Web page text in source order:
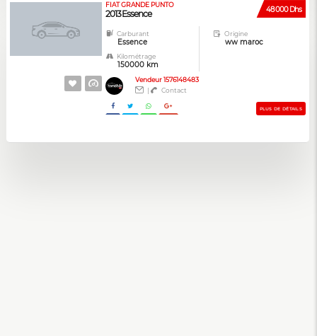
48 000 Dhs
FIAT GRANDE PUNTO
2013 Essence
Carburant
Essence
Origine
ww maroc
Kilométrage
150000 km
Vendeur 1576148483
|
Contact
PLUS DE DÉTAILS